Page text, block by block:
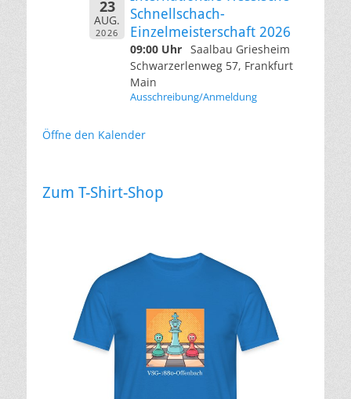
23
AUG.
2026
Schnellschach-
Einzelmeisterschaft 2026
09:00 Uhr Saalbau Griesheim
Schwarzerlenweg 57, Frankfurt
Main
Ausschreibung/Anmeldung
Öffne den Kalender
Zum T-Shirt-Shop